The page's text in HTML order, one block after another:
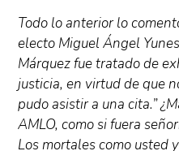
Todo lo anterior lo
electo Miguel Ángel Yunes
Márquez fue tratado de
justicia, en virtud de que
pudo asistir a una cita.”
AMLO, como si fuera
Los mortales como usted